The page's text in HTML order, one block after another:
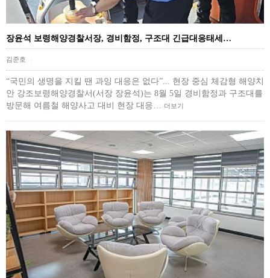
장윤석 보령해양경찰서장, 경비함정, 구조대 긴급대응태세…
김준호
“국민의 생명을 지킬 땐 과잉 대응은 없다”... 현장 중심 체감형 해양치
안 강조보령해양경찰서(서장 장윤석)는 8월 5일 경비함정과 구조대를
방문해 여름철 해양사고 대비 현장 대응… 더보기